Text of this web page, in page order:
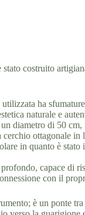
costruito
ha
naturale e
diametro di 50 cm,
ottagonale in
in quanto è
capace di
con il
è un ponte